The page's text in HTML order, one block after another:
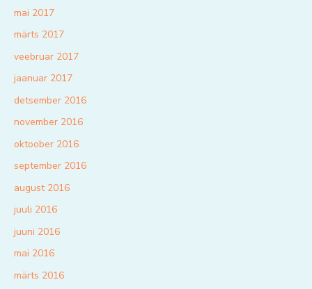
mai 2017
märts 2017
veebruar 2017
jaanuar 2017
detsember 2016
november 2016
oktoober 2016
september 2016
august 2016
juuli 2016
juuni 2016
mai 2016
märts 2016